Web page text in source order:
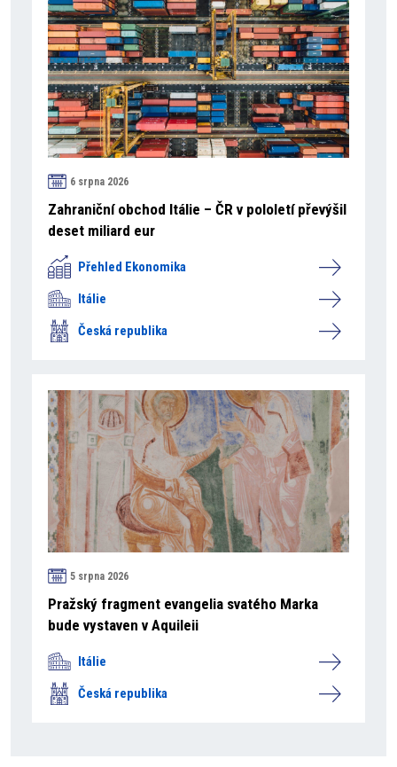
6 srpna 2026
Zahraniční obchod Itálie – ČR v pololetí převýšil
deset miliard eur
Přehled Ekonomika
Itálie
Česká republika
5 srpna 2026
Pražský fragment evangelia svatého Marka
bude vystaven v Aquileii
Itálie
Česká republika